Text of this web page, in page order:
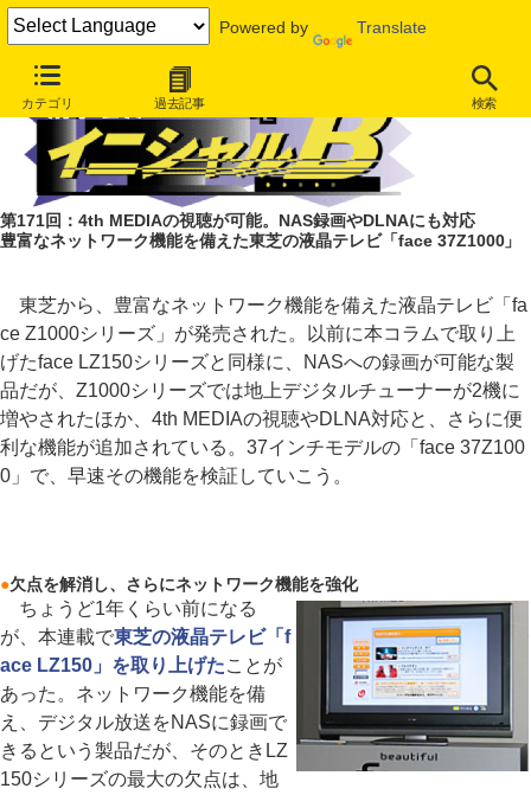
Powered by Translate
カテゴリ 過去記事 検索
第171回：4th MEDIAの視聴が可能。NAS録画やDLNAにも対応
豊富なネットワーク機能を備えた東芝の液晶テレビ「face 37Z1000」
東芝から、豊富なネットワーク機能を備えた液晶テレビ「fa
ce Z1000シリーズ」が発売された。以前に本コラムで取り上
げたface LZ150シリーズと同様に、NASへの録画が可能な製
品だが、Z1000シリーズでは地上デジタルチューナーが2機に
増やされたほか、4th MEDIAの視聴やDLNA対応と、さらに便
利な機能が追加されている。37インチモデルの「face 37Z100
0」で、早速その機能を検証していこう。
●欠点を解消し、さらにネットワーク機能を強化
ちょうど1年くらい前になる
が、本連載で東芝の液晶テレビ「f
ace LZ150」を取り上げたことが
あった。ネットワーク機能を備
え、デジタル放送をNASに録画で
きるという製品だが、そのときLZ
150シリーズの最大の欠点は、地